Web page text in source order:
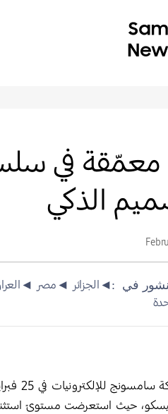
الذكي
في ◄الجزائر ◄مصر
حيث استعرضت مستوىً